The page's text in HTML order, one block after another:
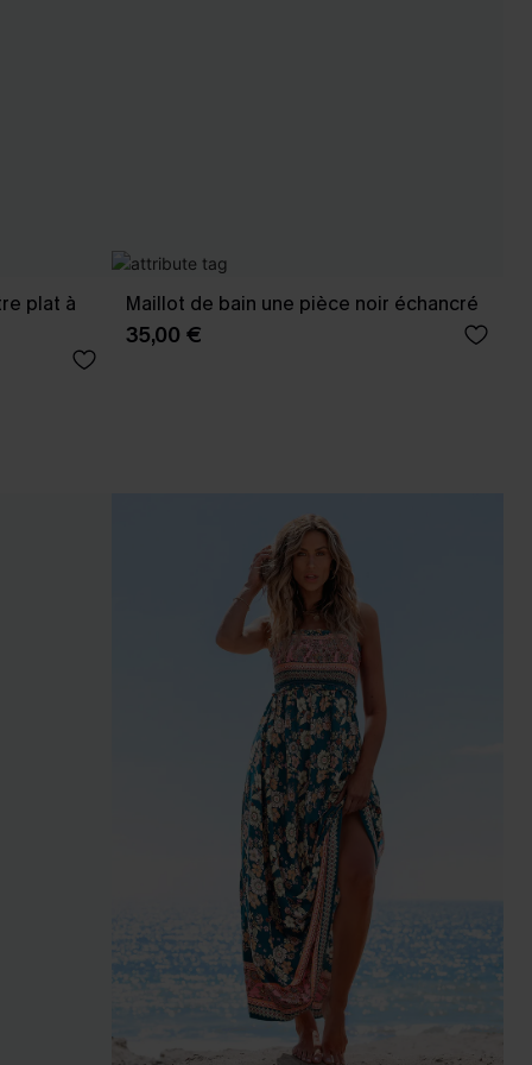
plat à
Maillot de bain une pièce noir échancré
35,00 €